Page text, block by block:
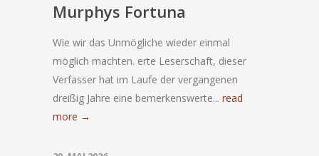
Murphys Fortuna
Wie wir das Unmögliche wieder einmal
möglich machten. erte Leserschaft, dieser
Verfasser hat im Laufe der vergangenen
dreißig Jahre eine bemerkenswerte... read
more →